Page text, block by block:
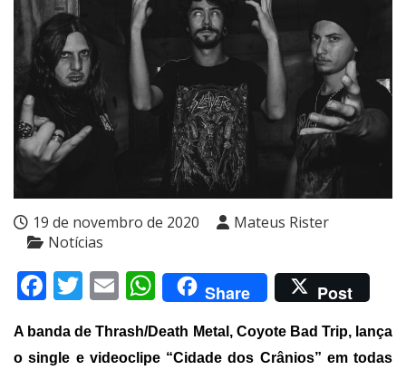
19 de novembro de 2020
Mateus Rister
Notícias
Facebook
Twitter
EmailWhatsApp
Share Post
A banda de Thrash/Death Metal, Coyote Bad Trip, lança
o single e videoclipe “Cidade dos Crânios” em todas